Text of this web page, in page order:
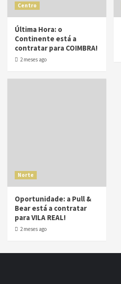
Centro
Última Hora: o
Continente está a
contratar para COIMBRA!
2 meses ago
Norte
Oportunidade: a Pull &
Bear está a contratar
para VILA REAL!
2 meses ago